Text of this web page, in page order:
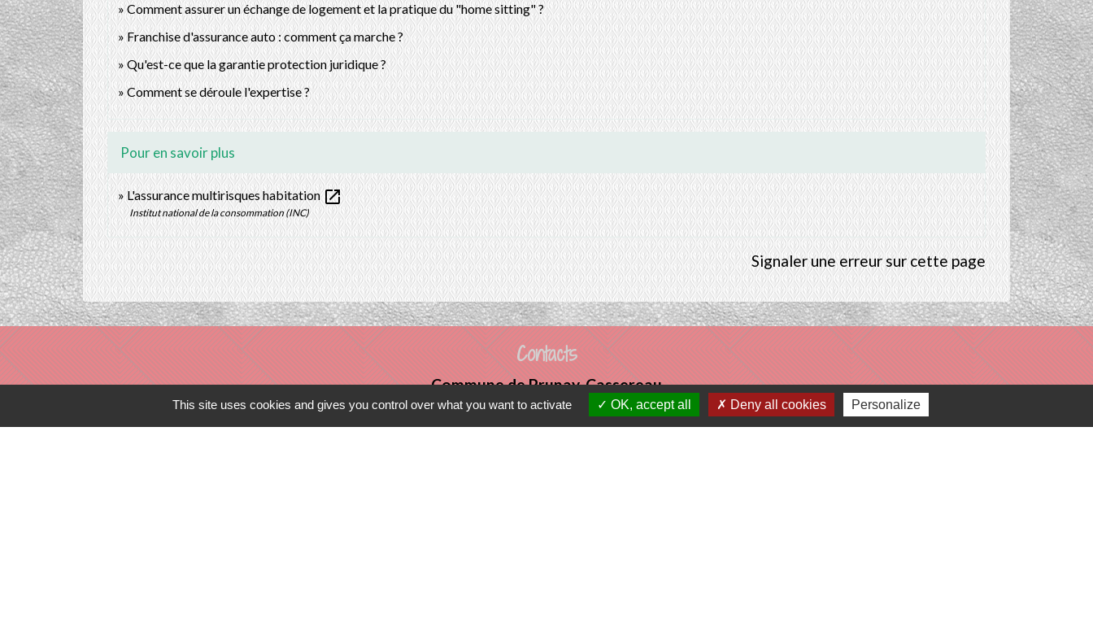
Comment assurer un échange de logement et la pratique du "home sitting" ?
Franchise d'assurance auto : comment ça marche ?
Qu'est-ce que la garantie protection juridique ?
Comment se déroule l'expertise ?
Pour en savoir plus
L'assurance multirisques habitationopen_in_new
Institut national de la consommation (INC)
Signaler une erreur sur cette page
Contacts
Commune de Prunay-Cassereau
11, rue de l'Hôtel de Ville
41310 Prunay-Cassereau - FRANCE
This site uses cookies and gives you control over what you want to activate OK, accept all Deny all cookies Personalize